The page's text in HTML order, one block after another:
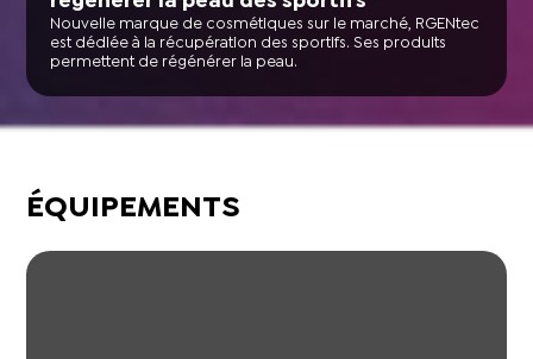
Nouvelle marque de cosmétiques sur le marché, RGENtec
est dédiée à la récupération des sportifs. Ses produits
permettent de régénérer la peau.
ÉQUIPEMENTS